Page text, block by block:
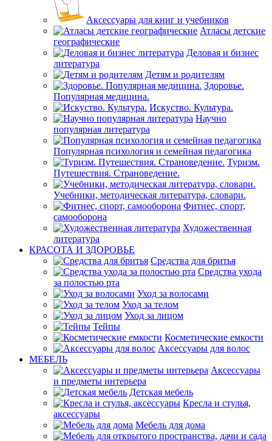
Аксессуары для книг и учебников
Атласы детские
географические
Деловая и бизнес
литература
Детям и родителям
Здоровье.
Популярная медицина.
Искуство. Культура.
Научно
популярная литература
Популярная психология и семейная педагогика
Туризм.
Путешествия. Страноведение.
Учебники, методическая литература, словари.
Фитнес, спорт,
самооборона
Художественная
литература
КРАСОТА И ЗДОРОВЬЕ
Средства для бритья
Средства ухода
за полостью рта
Уход за волосами
Уход за телом
Уход за лицом
Тейпы
Косметические емкости
Аксессуары для волос
МЕБЕЛЬ
Аксессуары
и предметы интерьера
Детская мебель
Кресла и стулья,
аксессуары
Мебель для дома